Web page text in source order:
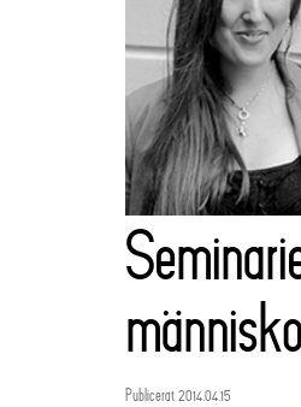
Publicerat 2014.04.15